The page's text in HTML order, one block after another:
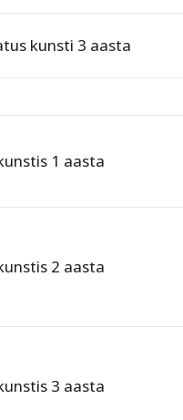
kunsti 3 aasta
1 aasta
2 aasta
3 aasta